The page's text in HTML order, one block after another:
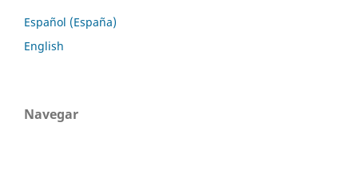
Español (España)
English
Navegar